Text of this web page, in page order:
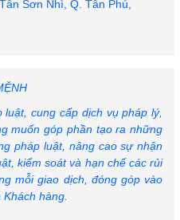
Sơn Nhì, Q. Tân Phú,
cung cấp dịch vụ pháp lý,
muốn góp phần tạo ra những
pháp luật, nâng cao sự nhận
kiểm soát và hạn chế các rủi
mỗi giao dịch, đóng góp vào
hàng.
tống tiền cảnh sát giao thông
Trùm lãnh 3 năm tù vì đăng
miền